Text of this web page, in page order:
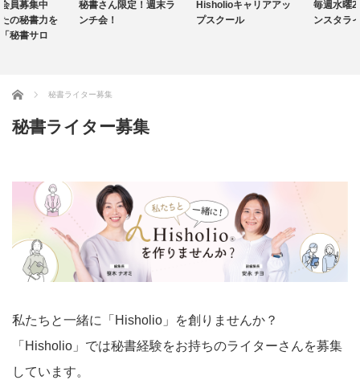
秘書さん限定！週末ラ
ンチ会！
Hisholioキャリアアッ
毎週水曜20:30～！イ
Home 秘書ライター募集
秘書ライター募集
私たちと一緒に「Hisholio」を創りませんか？
「Hisholio」では秘書経験をお持ちのライターさんを募集
しています。